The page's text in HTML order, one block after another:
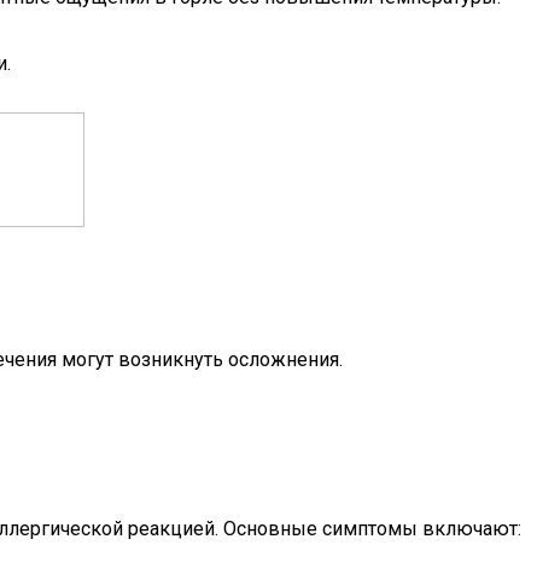
могут возникнуть осложнения.
реакцией. Основные симптомы включают: